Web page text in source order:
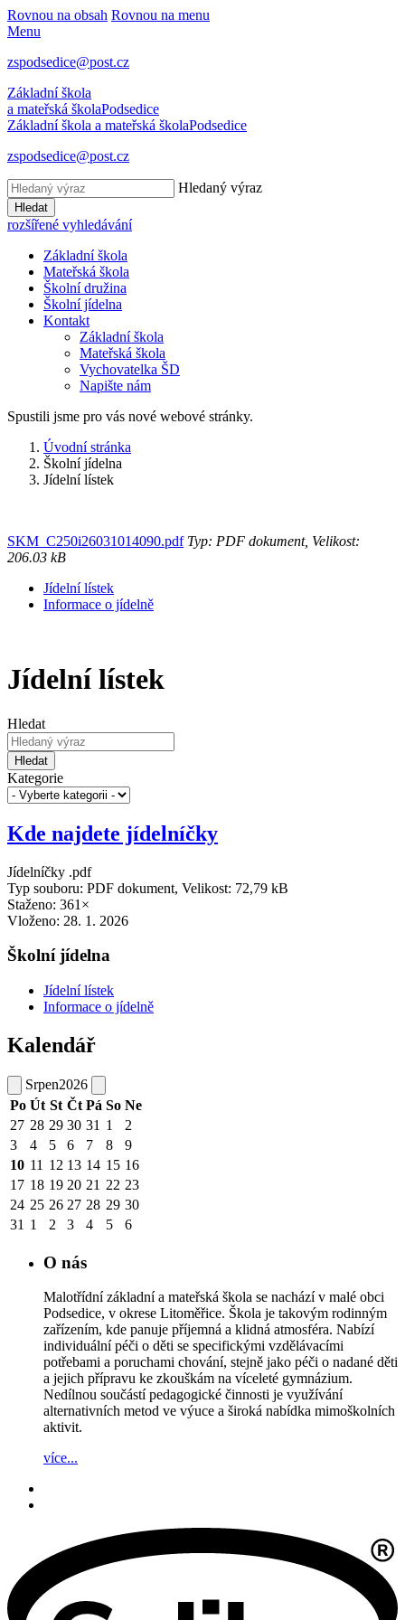
Rovnou na obsah Rovnou na menu
Menu
zspodsedice@post.cz
Základní škola
a mateřská školaPodsedice
Základní škola a mateřská školaPodsedice
zspodsedice@post.cz
Hledaný výraz
Hledat
rozšířené vyhledávání
Základní škola
Mateřská škola
Školní družina
Školní jídelna
Kontakt
Základní škola
Mateřská škola
Vychovatelka ŠD
Napište nám
Spustili jsme pro vás nové webové stránky.
Úvodní stránka
Školní jídelna
Jídelní lístek
SKM_C250i26031014090.pdfTyp: PDF dokument, Velikost:
206.03 kB
Jídelní lístek
Informace o jídelně
Jídelní lístek
Hledat
Hledat
Kategorie
Kde najdete jídelníčky
Jídelníčky .pdf
Typ souboru: PDF dokument, Velikost: 72,79 kB
Staženo: 361×
Vloženo: 28. 1. 2026
Školní jídelna
Jídelní lístek
Informace o jídelně
Kalendář
Srpen2026
Po Út St Čt Pá So Ne
27 28 29 30 31 1
2
3
4 5 6 7 8
9
10 11 12 13 14 15 16
17 18 19 20 21 22 23
24 25 26 27 28 29 30
31 1 2 3 4 5 6
O nás
Malotřídní základní a mateřská škola se nachází v malé obci
Podsedice, v okrese Litoměřice. Škola je takovým rodinným
zařízením, kde panuje příjemná a klidná atmosféra. Nabízí
individuální péči o děti se specifickými vzdělávacími
potřebami a poruchami chování, stejně jako péči o nadané děti
a jejich přípravu ke zkouškám na víceleté gymnázium.
Nedílnou součástí pedagogické činnosti je využívání
alternativních metod ve výuce a široká nabídka mimoškolních
aktivit.
více...